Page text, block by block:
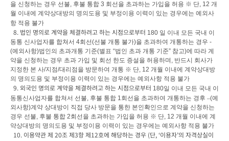
을 신청하는 경우 선불, 후불 통합 3 회선을 초과하는 가입을 허용 ※ 단, 12 개
월 이내에 계약상대방의 명의도용 및 부정이용 이력이 있는 경우에는 예외사
항 적용 불가
  8. 법인 명의로 계약을 체결하려고 하는 시점으로부터
180 일 이내 모든 국내 이
동통 신사업자를 합쳐서 4회선(선불 개통 불가)을 초과하여 개통하는 경우 -
(예외사항)법인의 초과개통 기준(별표 “법인 초과 개통 기준” 참고)에 따라 계
약을 신청하는 경우 초과 가입 및 회선 한도 증설을 허용하며 , 반드시 회사가
지정한 본 사/지점/대리점을 방문하여 개통 ※ 단, 12 개월 이내에 계약상대방
의 명의도용 및 부정이용 이력이 있는 경우에는 예외사항 적용 불가
  9. 외국인 명의로 계약을 체결하려고 하는 시점으로부터
180일 이내 모든 국내 이
동통신사업자를 합쳐서 선불, 후불 통합 1회선을 초과하여 개통하는 경후 –(예
외사항)계약 상대방이 직접 당사 방문을 통한 본인확인으로 계약을 신청하는
경우 선불, 후불 통합 2회선을 초과하는 가입을 허용 ※ 단, 12 개월 이내에 계
약상대방의 명의도용 및 부정이용 이력이 있는 경우에는 예외사항 적용 불가